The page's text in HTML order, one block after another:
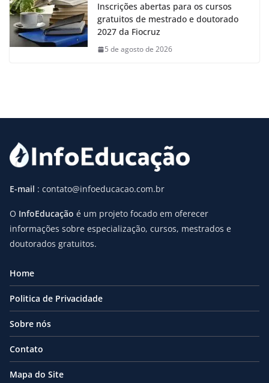
Inscrições abertas para os cursos
gratuitos de mestrado e doutorado
2027 da Fiocruz
5 de agosto de 2026
E-mail : contato@infoeducacao.com.br
O InfoEducação é um projeto focado em oferecer
informações sobre especialização, cursos, mestrados e
doutorados gratuitos.
Home
Politica de Privacidade
Sobre nós
Contato
Mapa do Site